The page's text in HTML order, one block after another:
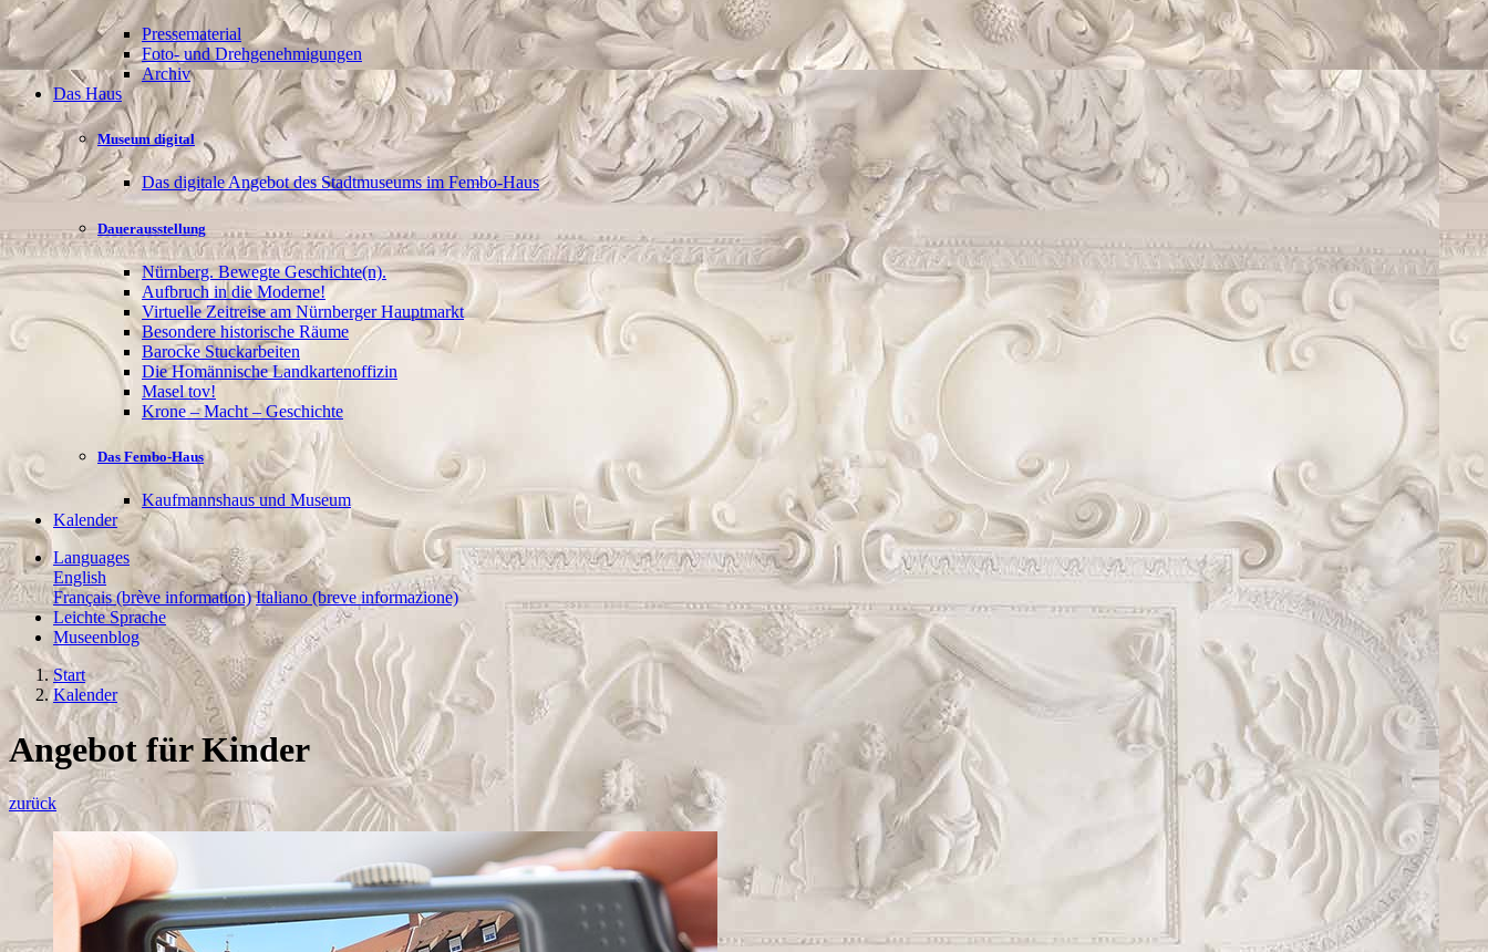
Pressematerial
Foto- und Drehgenehmigungen
Archiv
Das Haus
Museum digital
Das digitale Angebot des Stadtmuseums im Fembo-Haus
Dauerausstellung
Nürnberg. Bewegte Geschichte(n).
Aufbruch in die Moderne!
Virtuelle Zeitreise am Nürnberger Hauptmarkt
Besondere historische Räume
Barocke Stuckarbeiten
Die Homännische Landkartenoffizin
Masel tov!
Krone – Macht – Geschichte
Das Fembo-Haus
Kaufmannshaus und Museum
Kalender
Languages
English
Français (brève information) Italiano (breve informazione)
Leichte Sprache
Museenblog
Start
Kalender
Angebot für Kinder
zurück